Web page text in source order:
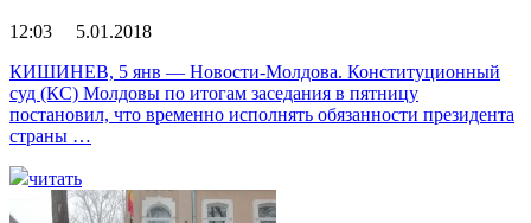
12:03 5.01.2018
КИШИНЕВ, 5 янв — Новости-Молдова. Конституционный
суд (КС) Молдовы по итогам заседания в пятницу
постановил, что временно исполнять обязанности президента
страны …
читать